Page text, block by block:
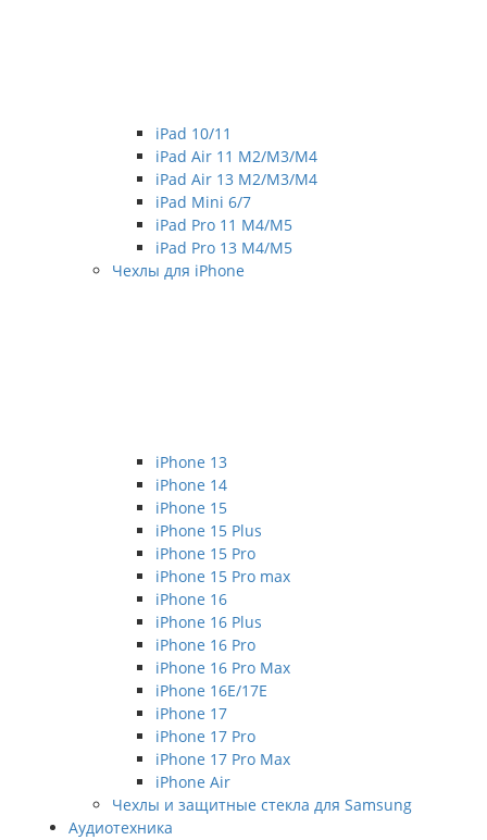
iPad 10/11
iPad Air 11 M2/M3/M4
iPad Air 13 M2/M3/M4
iPad Mini 6/7
iPad Pro 11 M4/M5
iPad Pro 13 M4/M5
Чехлы для iPhone
iPhone 13
iPhone 14
iPhone 15
iPhone 15 Plus
iPhone 15 Pro
iPhone 15 Pro max
iPhone 16
iPhone 16 Plus
iPhone 16 Pro
iPhone 16 Pro Max
iPhone 16E/17E
iPhone 17
iPhone 17 Pro
iPhone 17 Pro Max
iPhone Air
Чехлы и защитные стекла для Samsung
Аудиотехника